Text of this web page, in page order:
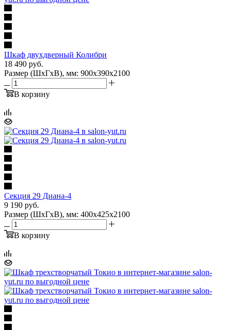
Шкаф двухдверный Колибри
18 490 руб.
Размер (ШхГхВ), мм: 900х390х2100
В корзину
Секция 29 Диана-4
9 190 руб.
Размер (ШхГхВ), мм: 400х425х2100
В корзину